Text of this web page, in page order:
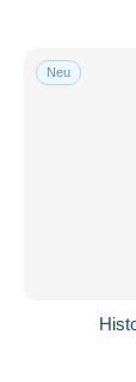
Neu